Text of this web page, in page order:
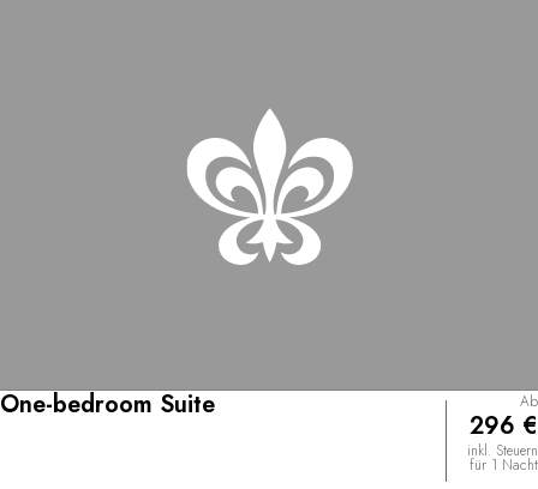
One-bedroom Suite Ab
296 €
inkl. Steuern
für 1 Nacht